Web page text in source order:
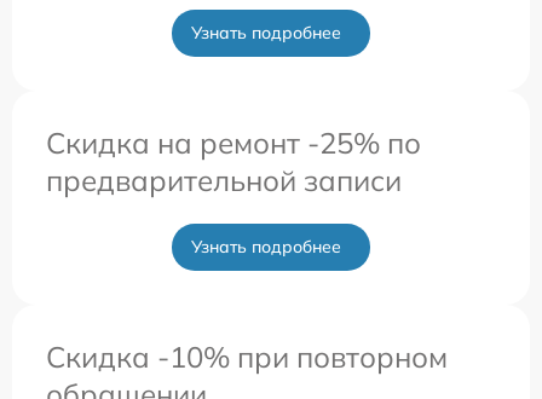
Узнать подробнее
Скидка на ремонт -25% по
предварительной записи
Узнать подробнее
Скидка -10% при повторном